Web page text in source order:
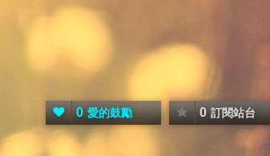
0 愛的鼓勵 0 訂閱站台